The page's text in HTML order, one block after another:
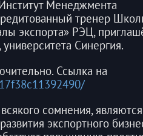
Менеджмента
тренер
экспорта» РЭЦ,
Синергия.
Ссылка на
сомнения, являются
экспортного